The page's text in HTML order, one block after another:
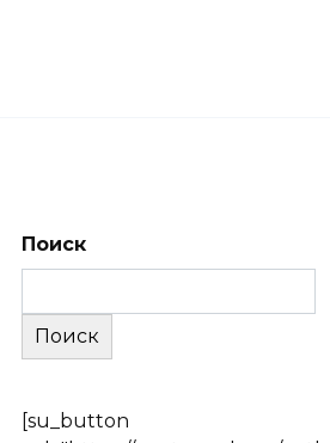
Поиск
Поиск
[su_button